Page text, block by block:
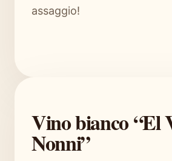
assaggio!
Vino bianco “El
Nonni”